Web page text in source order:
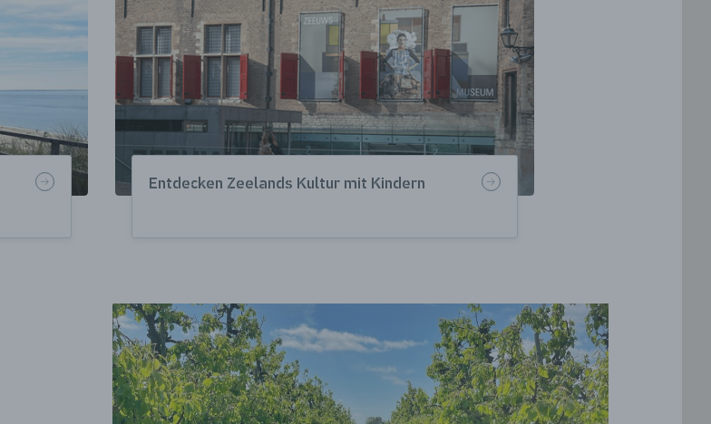
Entdecken Zeelands Kultur mit Kindern